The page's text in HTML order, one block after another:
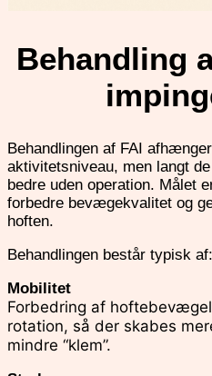
Behandling
Behandlingen af FAI
aktivitetsniveau, men langt
bedre uden operation. Målet
forbedre bevægekvalitet og
hoften.
Behandlingen består typisk af:
Mobilitet
Forbedring af
rotation, så der skabes
mindre “klem”.